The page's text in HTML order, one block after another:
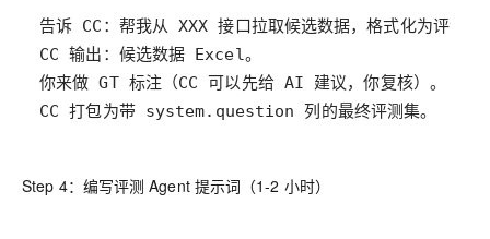
CC 打包为带 system.question 列的最终评测集。
Step 4：编写评测 Agent 提示词（1-2 小时）